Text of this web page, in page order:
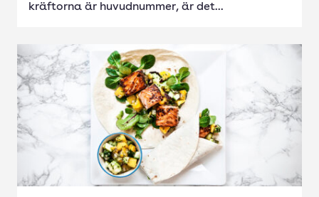
kräftorna är huvudnummer, är det...